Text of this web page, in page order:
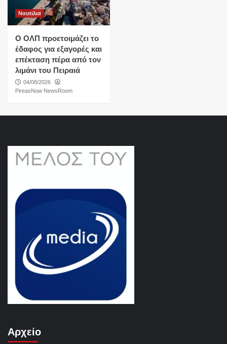
Ναυτιλια
O ΟΛΠ προετοιμάζει το
έδαφος για εξαγορές και
επέκταση πέρα από τον
λιμάνι του Πειραιά
04/08/2026
PireasNow NewsRoom
Αρχείο